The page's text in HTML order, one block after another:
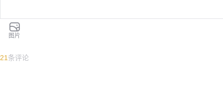
图片
21 条评论